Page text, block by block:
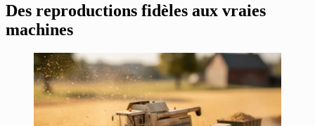
Des reproductions fidèles aux vraies
machines